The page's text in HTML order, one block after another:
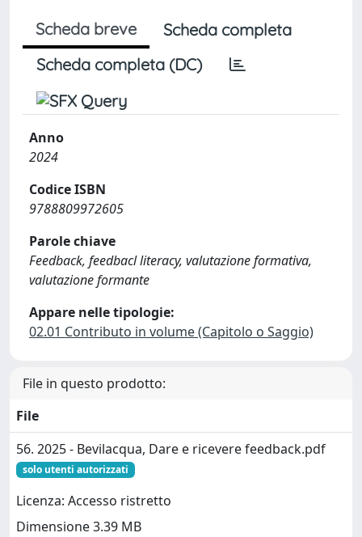
Scheda breve
Scheda completa
Scheda completa (DC)
Anno
2024
Codice ISBN
9788809972605
Parole chiave
Feedback, feedbacl literacy, valutazione formativa,
valutazione formante
Appare nelle tipologie:
02.01 Contributo in volume (Capitolo o Saggio)
File in questo prodotto:
File
56. 2025 - Bevilacqua, Dare e ricevere feedback.pdf
solo utenti autorizzati
Licenza: Accesso ristretto
Dimensione 3.39 MB